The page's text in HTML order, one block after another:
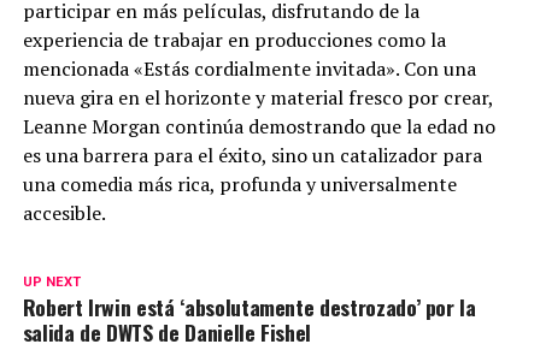
participar en más películas, disfrutando de la
experiencia de trabajar en producciones como la
mencionada «Estás cordialmente invitada». Con una
nueva gira en el horizonte y material fresco por crear,
Leanne Morgan continúa demostrando que la edad no
es una barrera para el éxito, sino un catalizador para
una comedia más rica, profunda y universalmente
accesible.
UP NEXT
Robert Irwin está ‘absolutamente destrozado’ por la
salida de DWTS de Danielle Fishel